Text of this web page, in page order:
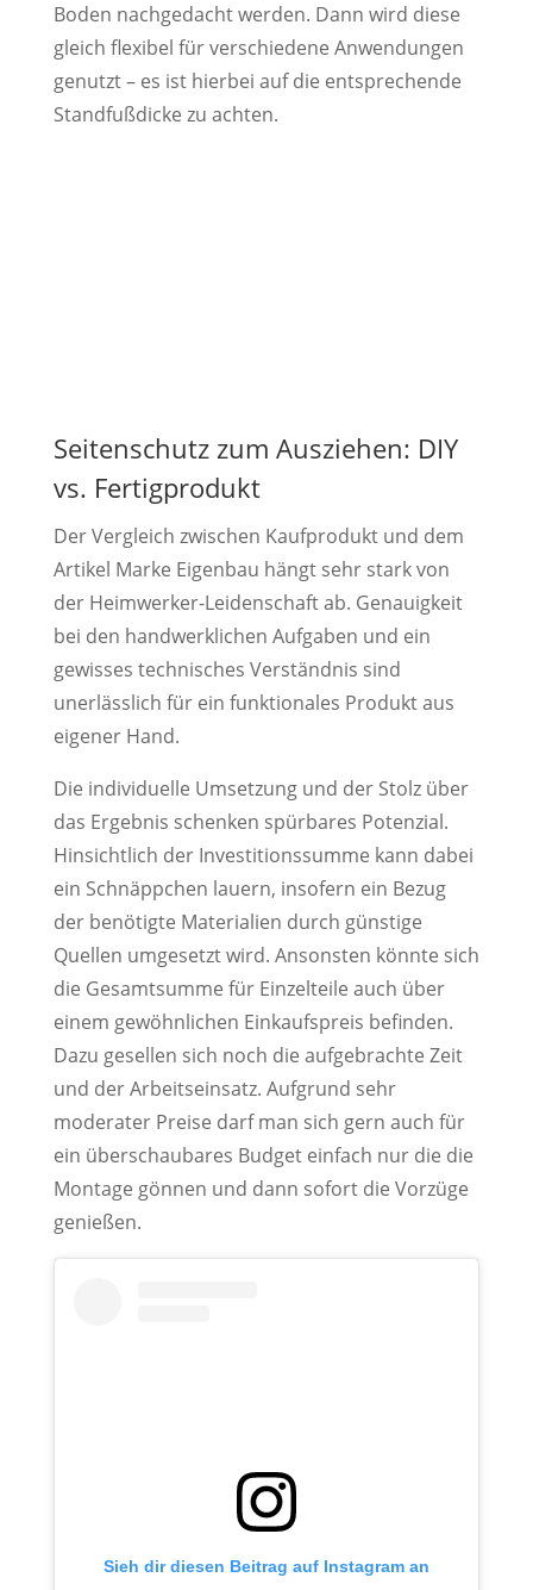
Boden nachgedacht werden. Dann wird diese
gleich flexibel für verschiedene Anwendungen
genutzt – es ist hierbei auf die entsprechende
Standfußdicke zu achten.
Seitenschutz zum Ausziehen: DIY
vs. Fertigprodukt
Der Vergleich zwischen Kaufprodukt und dem
Artikel Marke Eigenbau hängt sehr stark von
der Heimwerker-Leidenschaft ab. Genauigkeit
bei den handwerklichen Aufgaben und ein
gewisses technisches Verständnis sind
unerlässlich für ein funktionales Produkt aus
eigener Hand.
Die individuelle Umsetzung und der Stolz über
das Ergebnis schenken spürbares Potenzial.
Hinsichtlich der Investitionssumme kann dabei
ein Schnäppchen lauern, insofern ein Bezug
der benötigte Materialien durch günstige
Quellen umgesetzt wird. Ansonsten könnte sich
die Gesamtsumme für Einzelteile auch über
einem gewöhnlichen Einkaufspreis befinden.
Dazu gesellen sich noch die aufgebrachte Zeit
und der Arbeitseinsatz. Aufgrund sehr
moderater Preise darf man sich gern auch für
ein überschaubares Budget einfach nur die die
Montage gönnen und dann sofort die Vorzüge
genießen.
Sieh dir diesen Beitrag auf Instagram an